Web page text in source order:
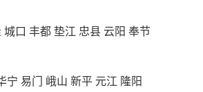
城口 丰都 垫江 忠县 云阳 奉节
宁 易门 峨山 新平 元江 隆阳